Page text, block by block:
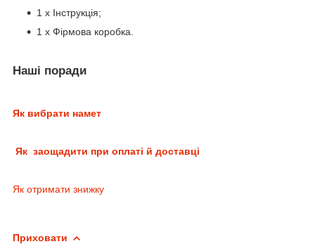
1 х Інструкція;
1 х Фірмова коробка.
Наші поради
Як вибрати намет
Як заощадити при оплаті й доставці
Як отримати знижку
Приховати